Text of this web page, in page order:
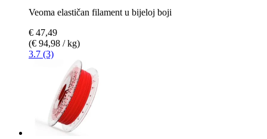
Veoma elastičan filament u bijeloj boji
€ 47,49
(€ 94,98 / kg)
3.7 (3)